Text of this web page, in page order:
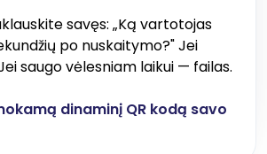
savęs: „Ką vartotojas
po nuskaitymo?" Jei
saugo vėlesniam laikui — failas.
dinaminį QR kodą savo